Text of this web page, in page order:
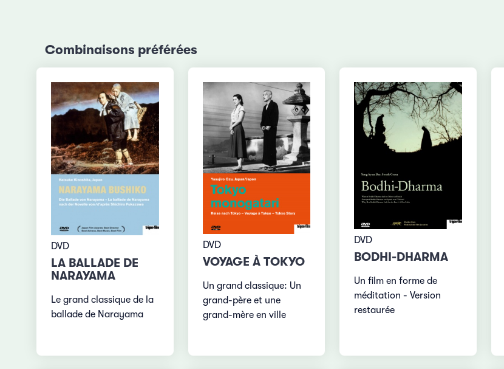
Combinaisons préférées
DVD
LA BALLADE DE
NARAYAMA
Le grand classique de la
ballade de Narayama
DVD
VOYAGE À TOKYO
Un grand classique: Un
grand-père et une
grand-mère en ville
DVD
BODHI-DHARMA
Un film en forme de
méditation - Version
restaurée